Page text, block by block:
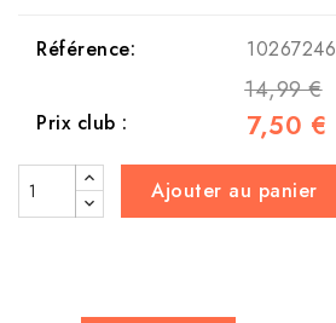
Référence: 10267246
14,99 €
Prix club : 7,50 €
Ajouter au panier